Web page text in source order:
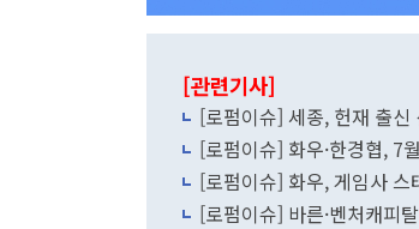
[관련기사]
[로펌이슈] 세종, 헌재 출
[로펌이슈] 화우·한경협, 7
[로펌이슈] 화우, 게임사 스
[로펌이슈] 바른·벤처캐피